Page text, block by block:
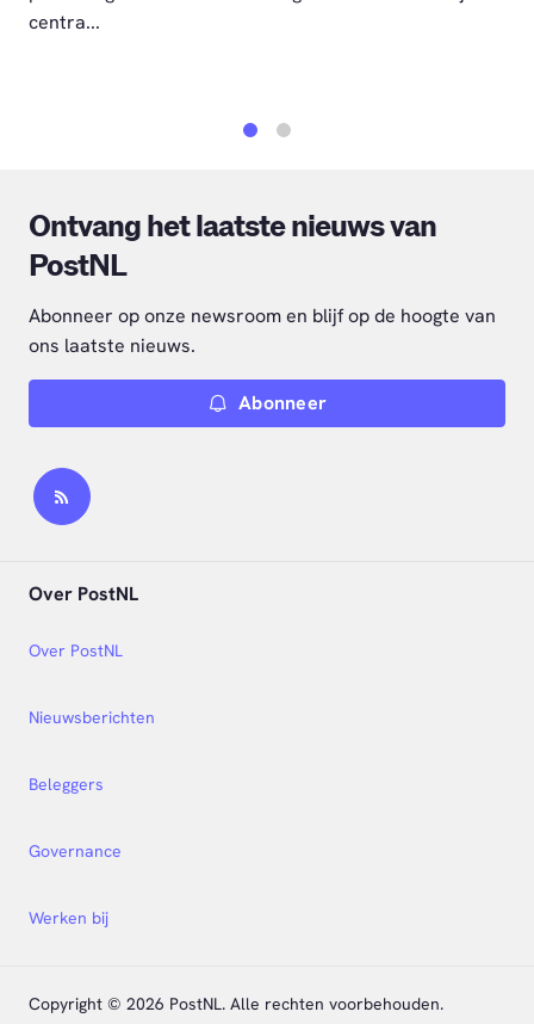
centra...
Ontvang het laatste nieuws van
PostNL
Abonneer op onze newsroom en blijf op de hoogte van
ons laatste nieuws.
Abonneer
Over PostNL
Nieuwsberichten
Over PostNL
Beleggers
Governance
Werken bij
Copyright © 2026 PostNL. Alle rechten voorbehouden.